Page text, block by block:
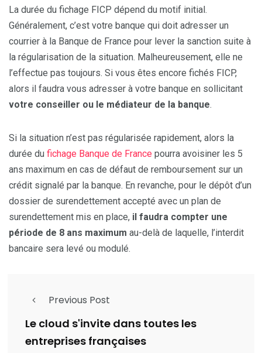
La durée du fichage FICP dépend du motif initial.
Généralement, c’est votre banque qui doit adresser un
courrier à la Banque de France pour lever la sanction suite à
la régularisation de la situation. Malheureusement, elle ne
l’effectue pas toujours. Si vous êtes encore fichés FICP,
alors il faudra vous adresser à votre banque en sollicitant
votre conseiller ou le médiateur de la banque.
Si la situation n’est pas régularisée rapidement, alors la
durée du fichage Banque de France pourra avoisiner les 5
ans maximum en cas de défaut de remboursement sur un
crédit signalé par la banque. En revanche, pour le dépôt d’un
dossier de surendettement accepté avec un plan de
surendettement mis en place, il faudra compter une
période de 8 ans maximum au-delà de laquelle, l’interdit
bancaire sera levé ou modulé.
Previous Post
Le cloud s'invite dans toutes les
entreprises françaises